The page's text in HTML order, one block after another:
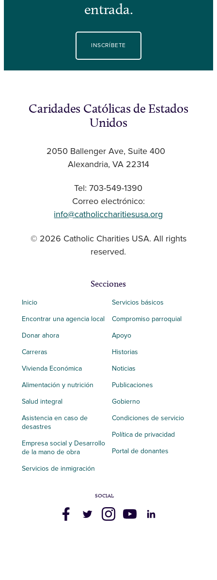
entrada.
INSCRÍBETE
Caridades Católicas de Estados
Unidos
2050 Ballenger Ave, Suite 400
Alexandria, VA 22314
Tel: 703-549-1390
Correo electrónico:
info@catholiccharitiesusa.org
© 2026 Catholic Charities USA. All rights
reserved.
Secciones
Inicio
Encontrar una agencia local
Donar ahora
Carreras
Vivienda Económica
Alimentación y nutrición
Salud integral
Asistencia en caso de
desastres
Empresa social y Desarrollo
de la mano de obra
Servicios de inmigración
Servicios básicos
Compromiso parroquial
Apoyo
Historias
Noticias
Publicaciones
Gobierno
Condiciones de servicio
Política de privacidad
Portal de donantes
SOCIAL